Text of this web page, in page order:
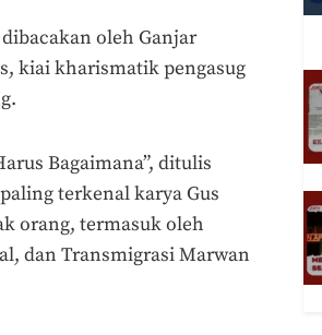
oleh Ganjar
kiai kharismatik pengasug
Bagaimana”, ditulis
terkenal karya Gus
orang, termasuk oleh
dan Transmigrasi Marwan